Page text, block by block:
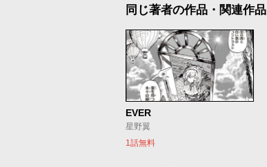
同じ著者の作品・関連作品
EVER
星野翼
1話無料